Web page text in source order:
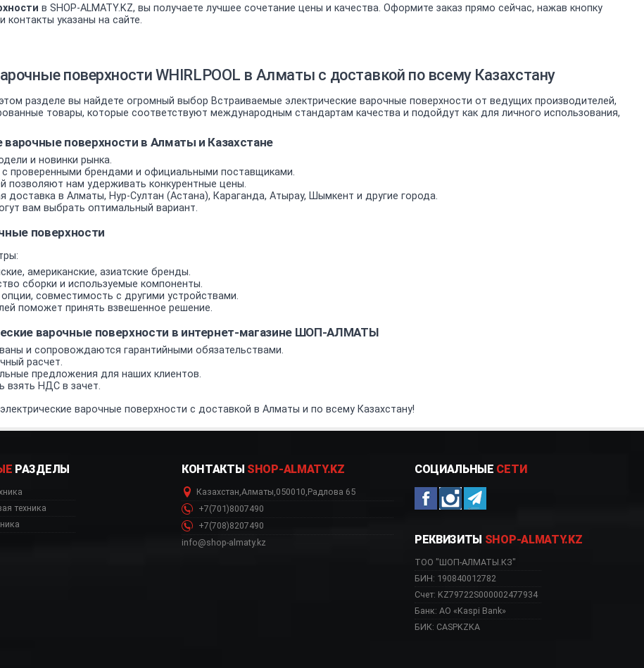
в SHOP-ALMATY.KZ, вы получаете лучшее сочетание цены и качества. Оформите заказ прямо сейчас, нажав кнопку
указаны на сайте.
поверхности WHIRLPOOL в Алматы с доставкой по всему Казахстану
разделе вы найдете огромный выбор Встраиваемые электрические варочные поверхности от ведущих производителей,
товары, которые соответствуют международным стандартам качества и подойдут как для личного использования,
поверхности в Алматы и Казахстане
и новинки рынка.
проверенными брендами и официальными поставщиками.
позволяют нам удерживать конкурентные цены.
доставка в Алматы, Нур-Султан (Астана), Караганда, Атырау, Шымкент и другие города.
вам выбрать оптимальный вариант.
поверхности
американские, азиатские бренды.
сборки и используемые компоненты.
совместимость с другими устройствами.
поможет принять взвешенное решение.
варочные поверхности в интернет-магазине ШОП-АЛМАТЫ
и сопровождаются гарантийными обязательствами.
расчет.
предложения для наших клиентов.
взять НДС в зачет.
варочные поверхности с доставкой в Алматы и по всему Казахстану!
РАЗДЕЛЫ
техника
КОНТАКТЫ SHOP-ALMATY.KZ
Казахстан,Алматы,050010,Радлова 65
+7(701)8007490
+7(708)8207490
info@shop-almaty.kz
СОЦИАЛЬНЫЕ СЕТИ
РЕКВИЗИТЫ SHOP-ALMATY.KZ
ТОО "ШОП-АЛМАТЫ.КЗ"
БИН: 190840012782
Счет: KZ79722S000002477934
Банк: АО «Kaspi Bank»
БИК: CASPKZKA